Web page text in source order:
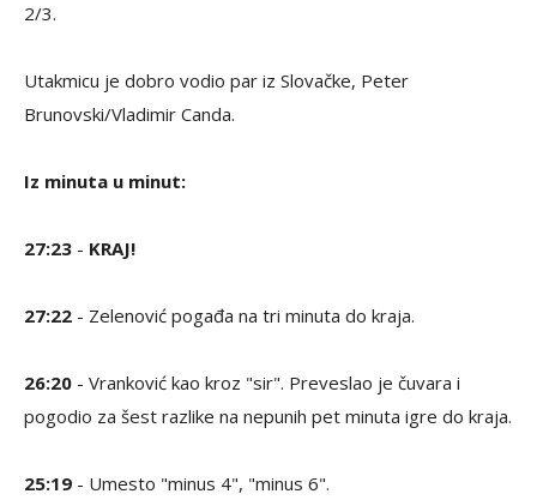
2/3.
Utakmicu je dobro vodio par iz Slovačke, Peter
Brunovski/Vladimir Canda.
Iz minuta u minut:
27:23 - KRAJ!
27:22 - Zelenović pogađa na tri minuta do kraja.
26:20 - Vranković kao kroz "sir". Preveslao je čuvara i
pogodio za šest razlike na nepunih pet minuta igre do kraja.
25:19 - Umesto "minus 4", "minus 6".